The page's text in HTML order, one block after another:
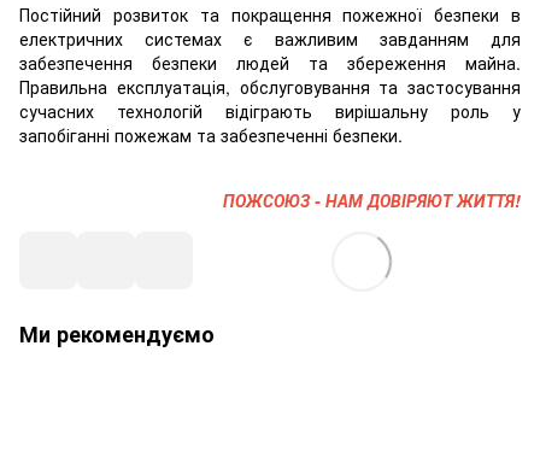
Постійний розвиток та покращення пожежної безпеки в
електричних системах є важливим завданням для
забезпечення безпеки людей та збереження майна.
Правильна експлуатація, обслуговування та застосування
сучасних технологій відіграють вирішальну роль у
запобіганні пожежам та забезпеченні безпеки.
ПОЖСОЮЗ - НАМ ДОВІРЯЮТ ЖИТТЯ!
Ми рекомендуємо